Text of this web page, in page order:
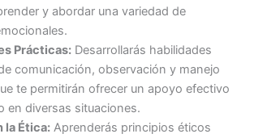
y abordar una variedad de
Prácticas: Desarrollarás habilidades
comunicación, observación y manejo
te permitirán ofrecer un apoyo efectivo
en diversas situaciones.
la Ética: Aprenderás principios éticos